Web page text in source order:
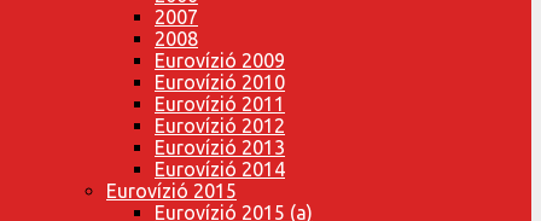
2007
2008
Eurovízió 2009
Eurovízió 2010
Eurovízió 2011
Eurovízió 2012
Eurovízió 2013
Eurovízió 2014
Eurovízió 2015
Eurovízió 2015 (a)